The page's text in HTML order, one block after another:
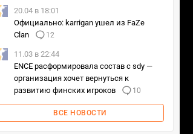
20.04 в 18:01
Официально: karrigan ушел из FaZe
Clan
12
11.03 в 22:44
ENCE расформировала состав с sdy —
организация хочет вернуться к
развитию финских игроков
10
ВСЕ НОВОСТИ